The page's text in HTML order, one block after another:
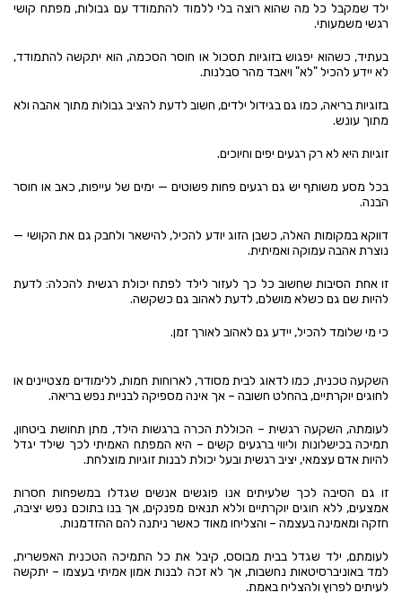
ילד שמקבל כל מה שהוא רוצה בלי ללמוד להתמודד עם גבולות, מפתח קושי
רגשי משמעותי.
בעתיד, כשהוא יפגוש בזוגיות תסכול או חוסר הסכמה, הוא יתקשה להתמודד,
לא יידע להכיל "לא" ויאבד מהר סבלנות.
בזוגיות בריאה, כמו גם בגידול ילדים, חשוב לדעת להציב גבולות מתוך אהבה ולא
מתוך עונש.
זוגיות היא לא רק רגעים יפים וחיוכים.
בכל מסע משותף יש גם רגעים פחות פשוטים — ימים של עייפות, כאב או חוסר
הבנה.
דווקא במקומות האלה, כשבן הזוג יודע להכיל, להישאר ולחבק גם את הקושי —
נוצרת אהבה עמוקה ואמיתית.
זו אחת הסיבות שחשוב כל כך לעזור לילד לפתח יכולת רגשית להכלה: לדעת
להיות שם גם כשלא מושלם, לדעת לאהוב גם כשקשה.
כי מי שלומד להכיל, יידע גם לאהוב לאורך זמן.
השקעה טכנית, כמו לדאוג לבית מסודר, לארוחות חמות, ללימודים מצטיינים או
לחוגים יוקרתיים, בהחלט חשובה – אך אינה מספיקה לבניית נפש בריאה.
לעומתה, השקעה רגשית – הכוללת הכרה ברגשות הילד, מתן תחושת ביטחון,
תמיכה בכישלונות וליווי ברגעים קשים – היא המפתח האמיתי לכך שילד יגדל
להיות אדם עצמאי, יציב רגשית ובעל יכולת לבנות זוגיות מוצלחת.
זו גם הסיבה לכך שלעיתים אנו פוגשים אנשים שגדלו במשפחות חסרות
אמצעים, ללא חוגים יוקרתיים וללא תנאים מפנקים, אך בנו בתוכם נפש יציבה,
חזקה ומאמינה בעצמה – והצליחו מאוד כאשר ניתנה להם ההזדמנות.
לעומתם, ילד שגדל בבית מבוסס, קיבל את כל התמיכה הטכנית האפשרית,
למד באוניברסיטאות נחשבות, אך לא זכה לבנות אמון אמיתי בעצמו – יתקשה
לעיתים לפרוץ ולהצליח באמת.